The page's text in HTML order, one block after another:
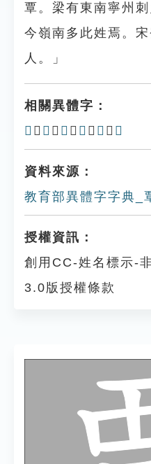
覃。梁有東南寧州
今嶺南多此姓焉。
人。」
相關異體字：
𪉙 、 𪉷 、 𧟩 、 𧟹 、 𪉞 、 𪉲
資料來源：
教育部異體字字典_
授權資訊：
創用CC-姓名標示-
3.0版授權條款